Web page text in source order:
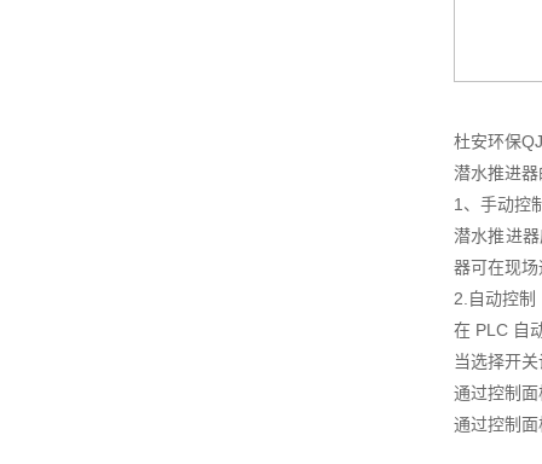
杜安环保
潜水推进
1、手动控
潜水推进
器可在现
2.自动控制
在 PLC 自
当选择开
通过控制
通过控制